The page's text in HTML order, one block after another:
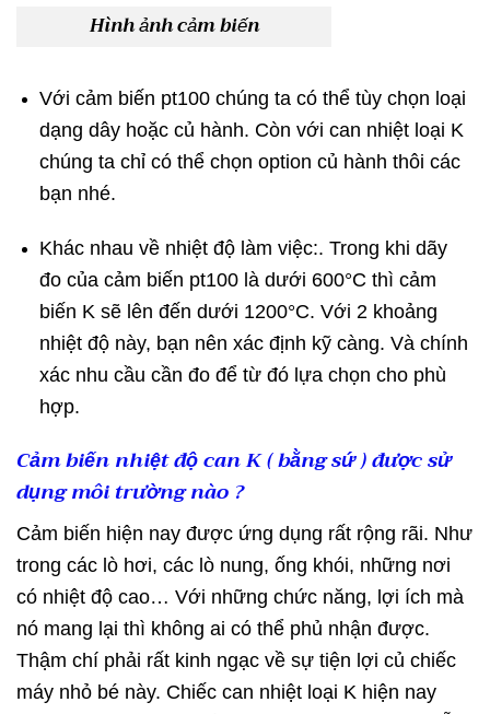
Hình ảnh cảm biến
Với cảm biến pt100 chúng ta có thể tùy chọn loại
dạng dây hoặc củ hành. Còn với can nhiệt loại K
chúng ta chỉ có thể chọn option củ hành thôi các
bạn nhé.
Khác nhau về nhiệt độ làm việc:. Trong khi dãy
đo của cảm biến pt100 là dưới 600°C thì cảm
biến K sẽ lên đến dưới 1200°C. Với 2 khoảng
nhiệt độ này, bạn nên xác định kỹ càng. Và chính
xác nhu cầu cần đo để từ đó lựa chọn cho phù
hợp.
Cảm biến nhiệt độ can K ( bằng sứ ) được sử
dụng môi trường nào ?
Cảm biến hiện nay được ứng dụng rất rộng rãi. Như
trong các lò hơi, các lò nung, ống khói, những nơi
có nhiệt độ cao… Với những chức năng, lợi ích mà
nó mang lại thì không ai có thể phủ nhận được.
Thậm chí phải rất kinh ngạc về sự tiện lợi củ chiếc
máy nhỏ bé này. Chiếc can nhiệt loại K hiện nay